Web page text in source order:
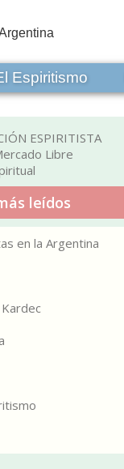
Espiritismo
leídos
en la Argentina